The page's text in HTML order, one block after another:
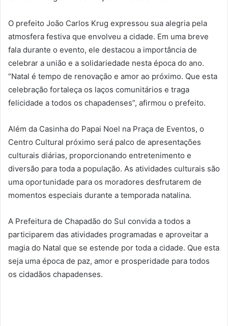
O prefeito João Carlos Krug expressou sua alegria pela
atmosfera festiva que envolveu a cidade. Em uma breve
fala durante o evento, ele destacou a importância de
celebrar a união e a solidariedade nesta época do ano.
“Natal é tempo de renovação e amor ao próximo. Que esta
celebração fortaleça os laços comunitários e traga
felicidade a todos os chapadenses”, afirmou o prefeito.
Além da Casinha do Papai Noel na Praça de Eventos, o
Centro Cultural próximo será palco de apresentações
culturais diárias, proporcionando entretenimento e
diversão para toda a população. As atividades culturais são
uma oportunidade para os moradores desfrutarem de
momentos especiais durante a temporada natalina.
A Prefeitura de Chapadão do Sul convida a todos a
participarem das atividades programadas e aproveitar a
magia do Natal que se estende por toda a cidade. Que esta
seja uma época de paz, amor e prosperidade para todos
os cidadãos chapadenses.